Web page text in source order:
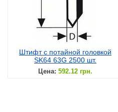
Штифт с потайной головкой
SK64 63G 2500 шт.
Цена: 592.12 грн.